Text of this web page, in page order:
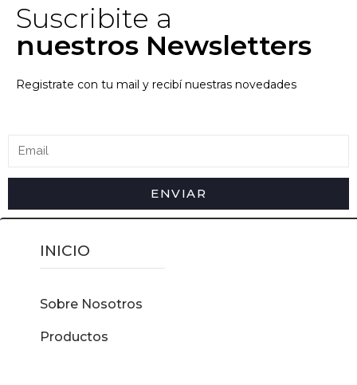
Suscribite a
nuestros Newsletters
Registrate con tu mail y recibí nuestras novedades
ENVIAR
INICIO
Sobre Nosotros
Productos